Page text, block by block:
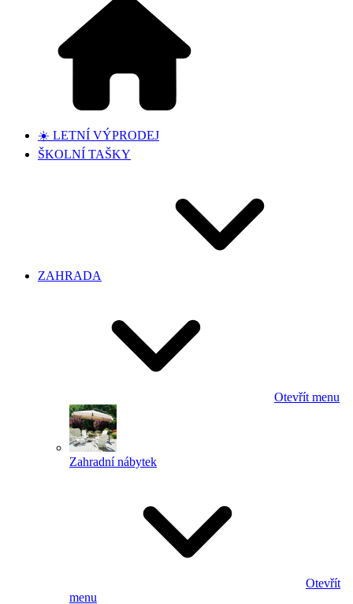
☀️ LETNÍ VÝPRODEJ
ŠKOLNÍ TAŠKY
ZAHRADA
Otevřít menu
Zahradní nábytek
Otevřít
menu